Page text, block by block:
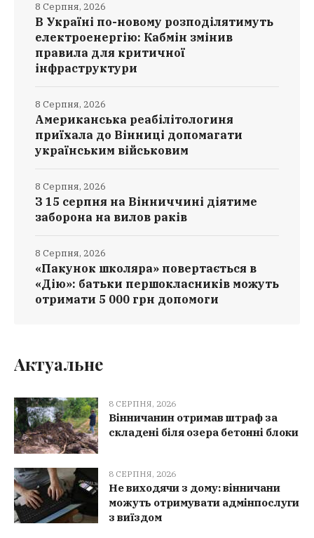
В Україні по-новому розподілятимуть
електроенергію: Кабмін змінив
правила для критичної
інфраструктури
8 Серпня, 2026
Американська реабілітологиня
приїхала до Вінниці допомагати
українським військовим
8 Серпня, 2026
З 15 серпня на Вінниччині діятиме
заборона на вилов раків
8 Серпня, 2026
«Пакунок школяра» повертається в
«Дію»: батьки першокласників можуть
отримати 5 000 грн допомоги
8 Серпня, 2026
Актуальне
8 СЕРПНЯ, 2026
Вінничанин отримав штраф за
складені біля озера бетонні блоки
8 СЕРПНЯ, 2026
Не виходячи з дому: вінничани
можуть отримувати адмінпослуги
з виїздом